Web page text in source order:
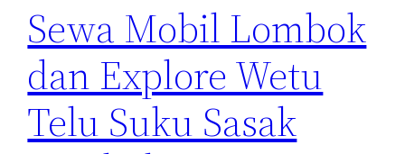
Sewa Mobil Lombok
dan Explore Wetu
Telu Suku Sasak